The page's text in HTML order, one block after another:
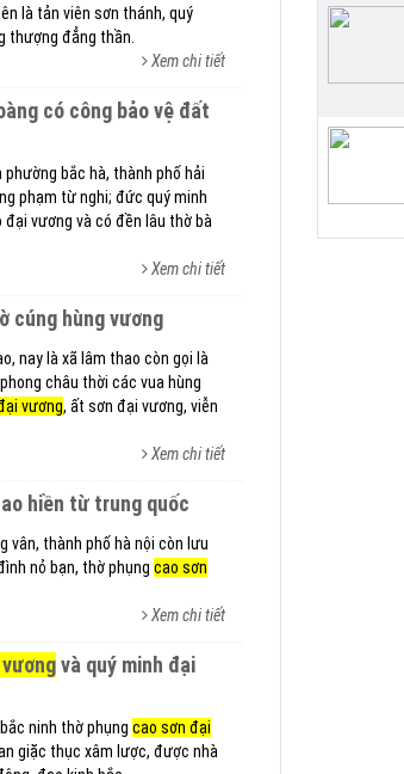
là tản viên sơn thánh, quý
thượng đẳng thần.
Xem chi tiết
bắc hà, thành phố hải
phạm từ nghi; đức quý minh
vương và có đền lâu thờ bà
Xem chi tiết
cúng hùng vương
nay là xã lâm thao còn gọi là
châu thời các vua hùng
vương, ất sơn đại vương, viễn
Xem chi tiết
hiền từ trung quốc
vân, thành phố hà nội còn lưu
nỏ bạn, thờ phụng cao sơn
Xem chi tiết
và quý minh đại
ninh thờ phụng cao sơn đại
giặc thục xâm lược, được nhà